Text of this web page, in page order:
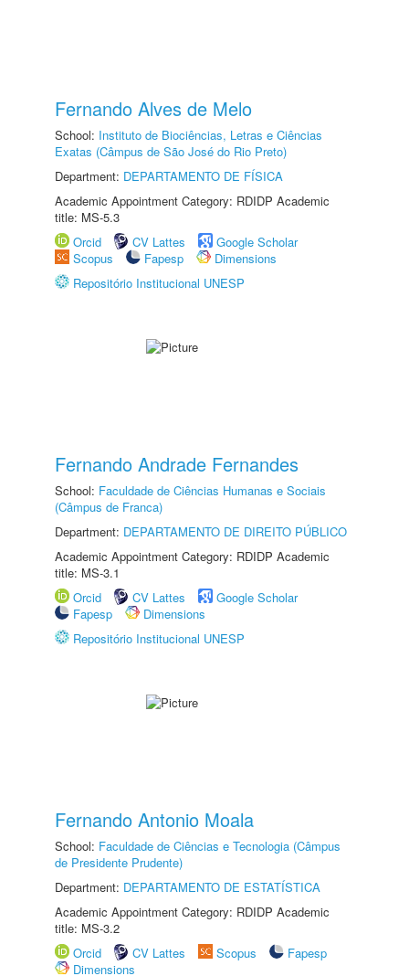
Fernando Alves de Melo
School: Instituto de Biociências, Letras e Ciências
Exatas (Câmpus de São José do Rio Preto)
Department: DEPARTAMENTO DE FÍSICA
Academic Appointment Category: RDIDP Academic
title: MS-5.3
Orcid
CV Lattes
Google Scholar
Scopus
Fapesp
Dimensions
Repositório Institucional UNESP
Fernando Andrade Fernandes
School: Faculdade de Ciências Humanas e Sociais
(Câmpus de Franca)
Department: DEPARTAMENTO DE DIREITO PÚBLICO
Academic Appointment Category: RDIDP Academic
title: MS-3.1
Orcid
CV Lattes
Google Scholar
Fapesp
Dimensions
Repositório Institucional UNESP
Fernando Antonio Moala
School: Faculdade de Ciências e Tecnologia (Câmpus
de Presidente Prudente)
Department: DEPARTAMENTO DE ESTATÍSTICA
Academic Appointment Category: RDIDP Academic
title: MS-3.2
Orcid
CV Lattes Scopus
Fapesp
Dimensions